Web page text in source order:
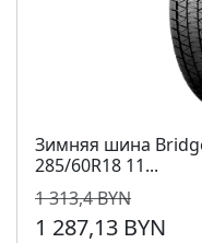
Зимняя шина
285/60R18 11...
1 313,4 BYN
1 287,13 BYN